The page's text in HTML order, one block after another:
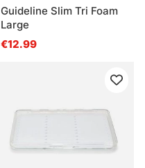
Guideline Slim Tri Foam
Large
€12.99